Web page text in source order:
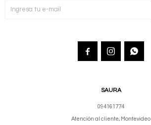
SAURA
094161774
Atención al cliente, Montevideo
  